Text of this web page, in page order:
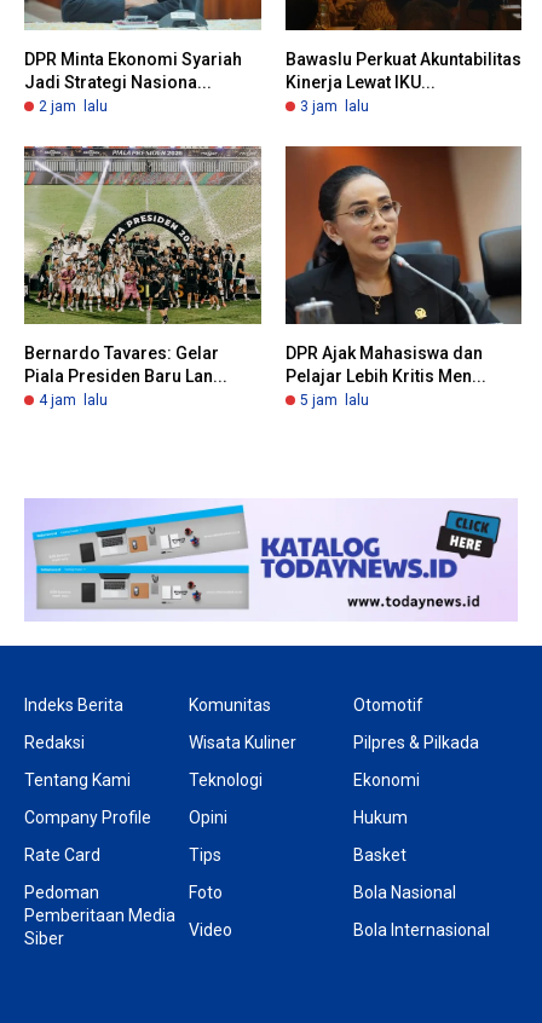
DPR Minta Ekonomi Syariah
Jadi Strategi Nasiona...
2 jam lalu
Bawaslu Perkuat Akuntabilitas
Kinerja Lewat IKU...
3 jam lalu
Bernardo Tavares: Gelar
Piala Presiden Baru Lan...
4 jam lalu
DPR Ajak Mahasiswa dan
Pelajar Lebih Kritis Men...
5 jam lalu
Indeks Berita
Redaksi
Tentang Kami
Company Profile
Rate Card
Pedoman
Pemberitaan Media
Siber
Komunitas
Wisata Kuliner
Teknologi
Opini
Tips
Foto
Video
Otomotif
Pilpres & Pilkada
Ekonomi
Hukum
Basket
Bola Nasional
Bola Internasional